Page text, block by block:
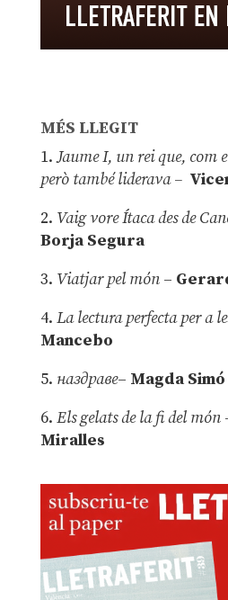
MÉS LLEGIT
1.Jaume I, un rei que, com
però també liderava –
2. Vaig vore Ítaca des de
Borja Segura
3. Viatjar pel món –
4. La lectura perfecta per a
Mancebo
5. наздраве– Magda Simó
6. Els gelats de la fi del món
Miralles